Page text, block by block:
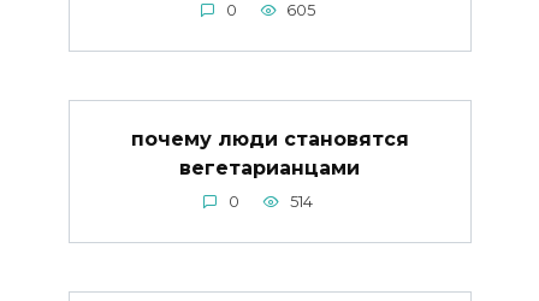
0 605
почему люди становятся
вегетарианцами
0 514